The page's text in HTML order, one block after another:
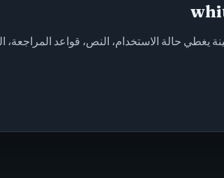
يغطي حالة الاستخدام، النص، قواعد المراجعة،